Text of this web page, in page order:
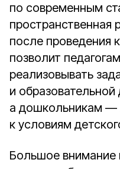
по современным
пространственная
после проведения
позволит
реализовывать
и образовательной
а дошкольникам —
к условиям
Большое внимание